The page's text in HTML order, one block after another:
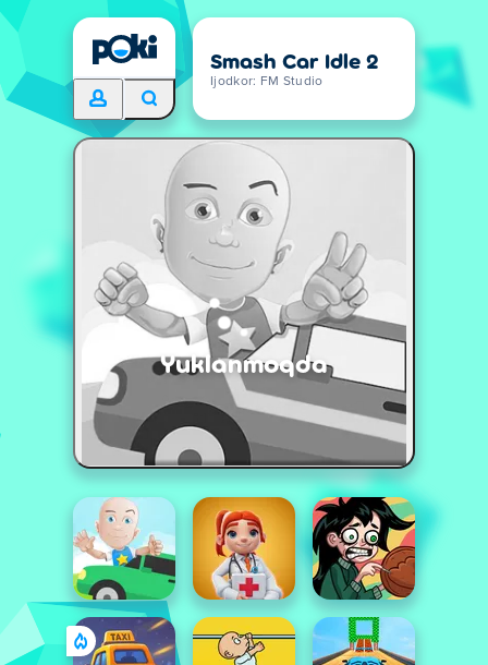
Smash Car Idle 2
Ijodkor: FM Studio
Yuklanmoqda